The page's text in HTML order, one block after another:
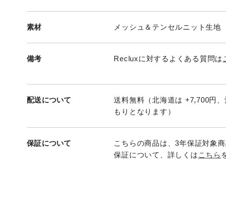
素材 メッシュ＆テンセルニット生地
備考 Recluxに対するよくある質問は
配送について
送料無料（北海道は +7,700円
もりとなります）
保証について
こちらの商品は、3年保証対象商
保証について、詳しくは こちら